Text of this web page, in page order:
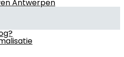
Antwerpen